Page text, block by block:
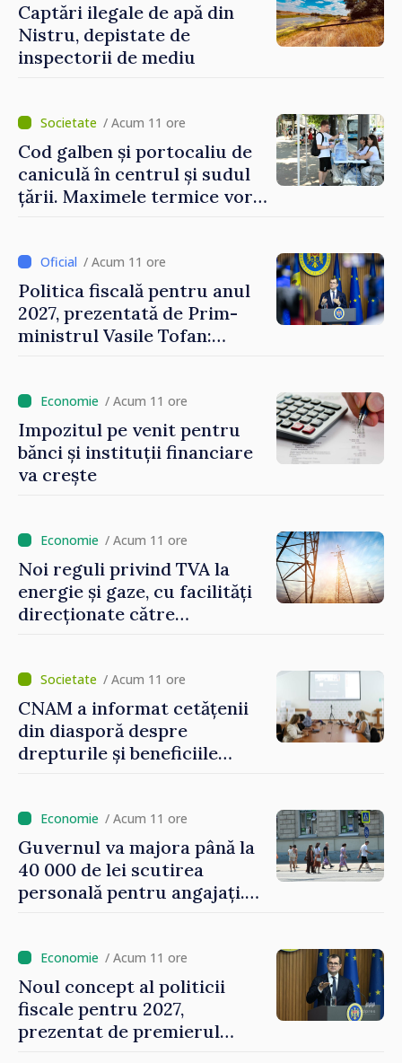
Captări ilegale de apă din
Nistru, depistate de
inspectorii de mediu
/ Acum 11 ore
Cod galben și portocaliu de
caniculă în centrul și sudul
țării. Maximele termice vor
/ Acum 11 ore
Politica fiscală pentru anul
2027, prezentată de Prim-
ministrul Vasile Tofan:
taxare mai echitabilă
/ Acum 11 ore
Impozitul pe venit pentru
bănci și instituții financiare
va crește
/ Acum 11 ore
Noi reguli privind TVA la
energie și gaze, cu facilități
direcționate către
/ Acum 11 ore
CNAM a informat cetățenii
din diasporă despre
drepturile și beneficiile
/ Acum 11 ore
Guvernul va majora până la
40 000 de lei scutirea
personală pentru angajați.
oamenilor”/ Acum 11 ore
Noul concept al politicii
fiscale pentru 2027,
prezentat de premierul